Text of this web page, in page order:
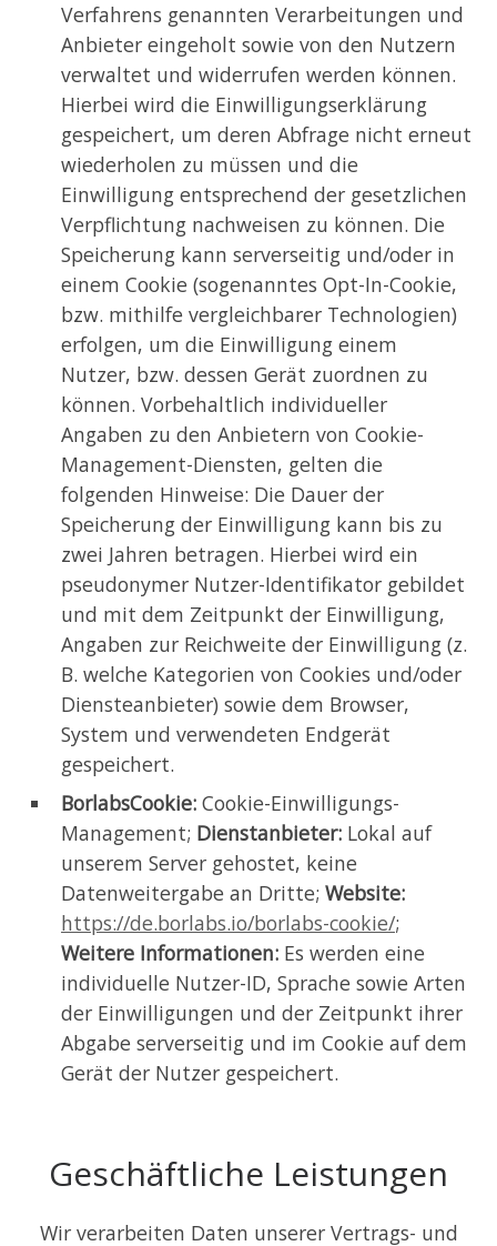
Verfahrens genannten Verarbeitungen und
Anbieter eingeholt sowie von den Nutzern
verwaltet und widerrufen werden können.
Hierbei wird die Einwilligungserklärung
gespeichert, um deren Abfrage nicht erneut
wiederholen zu müssen und die
Einwilligung entsprechend der gesetzlichen
Verpflichtung nachweisen zu können. Die
Speicherung kann serverseitig und/oder in
einem Cookie (sogenanntes Opt-In-Cookie,
bzw. mithilfe vergleichbarer Technologien)
erfolgen, um die Einwilligung einem
Nutzer, bzw. dessen Gerät zuordnen zu
können. Vorbehaltlich individueller
Angaben zu den Anbietern von Cookie-
Management-Diensten, gelten die
folgenden Hinweise: Die Dauer der
Speicherung der Einwilligung kann bis zu
zwei Jahren betragen. Hierbei wird ein
pseudonymer Nutzer-Identifikator gebildet
und mit dem Zeitpunkt der Einwilligung,
Angaben zur Reichweite der Einwilligung (z.
B. welche Kategorien von Cookies und/oder
Diensteanbieter) sowie dem Browser,
System und verwendeten Endgerät
gespeichert.
BorlabsCookie: Cookie-Einwilligungs-
Management; Dienstanbieter: Lokal auf
unserem Server gehostet, keine
Datenweitergabe an Dritte; Website:
https://de.borlabs.io/borlabs-cookie/;
Weitere Informationen: Es werden eine
individuelle Nutzer-ID, Sprache sowie Arten
der Einwilligungen und der Zeitpunkt ihrer
Abgabe serverseitig und im Cookie auf dem
Gerät der Nutzer gespeichert.
Geschäftliche Leistungen
Wir verarbeiten Daten unserer Vertrags- und